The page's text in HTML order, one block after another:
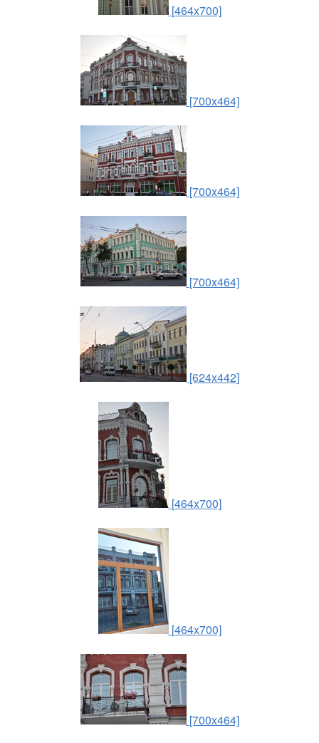
[464x700]
[700x464]
[700x464]
[700x464]
[624x442]
[464x700]
[464x700]
[700x464]